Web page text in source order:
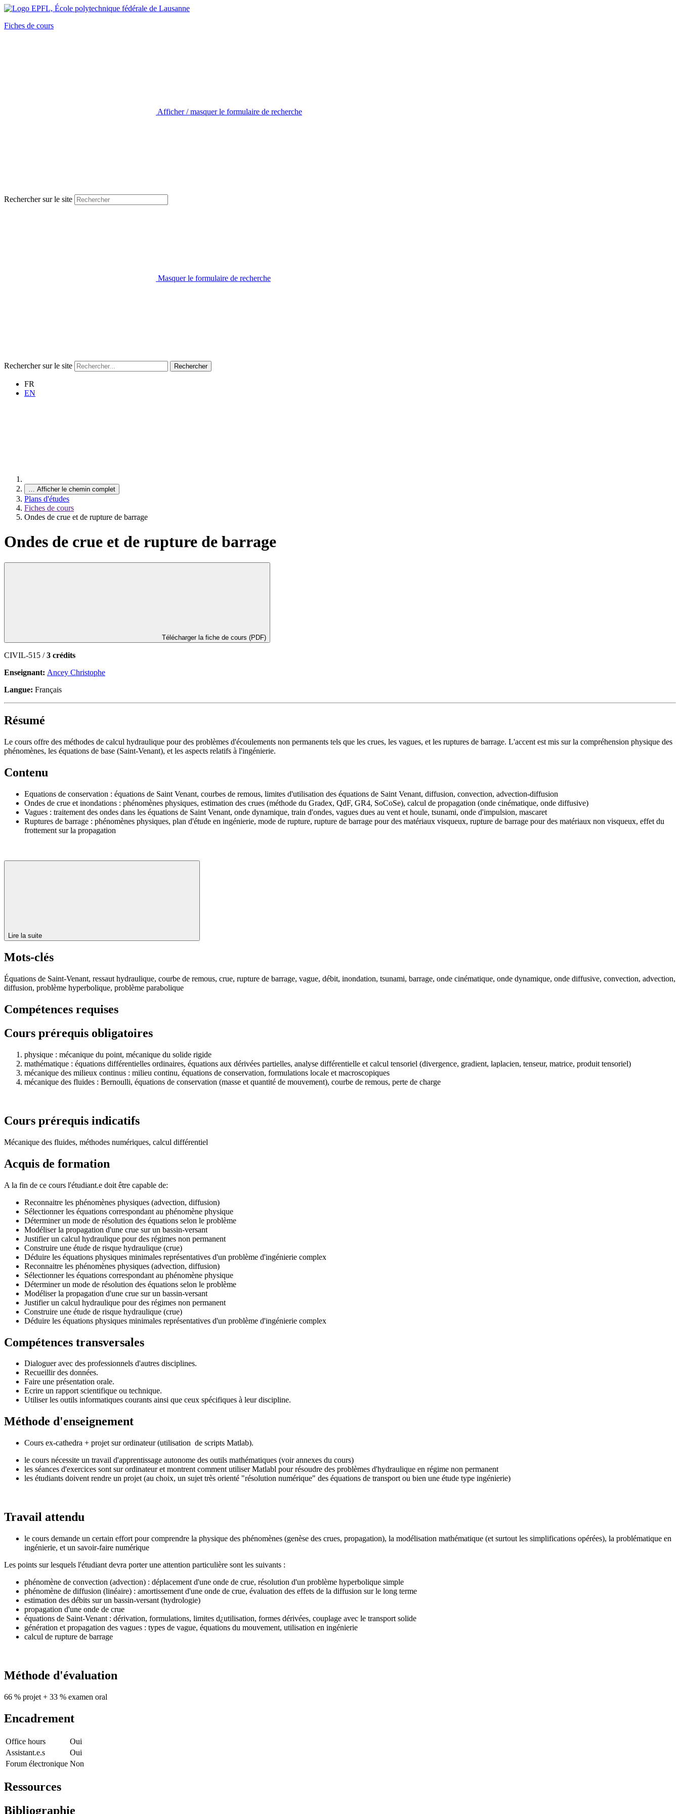
Fiches de cours
Afficher / masquer le formulaire de recherche
Rechercher sur le site
Masquer le formulaire de recherche
Rechercher sur le site Rechercher
FR
EN
… Afficher le chemin complet
Plans d'études
Fiches de cours
Ondes de crue et de rupture de barrage
Ondes de crue et de rupture de barrage
Télécharger la fiche de cours (PDF)
CIVIL-515 /3 crédits
Enseignant: Ancey Christophe
Langue: Français
Résumé
Le cours offre des méthodes de calcul hydraulique pour des problèmes d'écoulements non permanents tels que les crues, les vagues, et les ruptures de barrage. L'accent est mis sur la compréhension physique des
phénomènes, les équations de base (Saint-Venant), et les aspects relatifs à l'ingénierie.
Contenu
Equations de conservation : équations de Saint Venant, courbes de remous, limites d'utilisation des équations de Saint Venant, diffusion, convection, advection-diffusion
Ondes de crue et inondations : phénomènes physiques, estimation des crues (méthode du Gradex, QdF, GR4, SoCoSe), calcul de propagation (onde cinématique, onde diffusive)
Vagues : traitement des ondes dans les équations de Saint Venant, onde dynamique, train d'ondes, vagues dues au vent et houle, tsunami, onde d'impulsion, mascaret
Ruptures de barrage : phénomènes physiques, plan d'étude en ingénierie, mode de rupture, rupture de barrage pour des matériaux visqueux, rupture de barrage pour des matériaux non visqueux, effet du
frottement sur la propagation
Lire la suite
Mots-clés
Équations de Saint-Venant, ressaut hydraulique, courbe de remous, crue, rupture de barrage, vague, débit, inondation, tsunami, barrage, onde cinématique, onde dynamique, onde diffusive, convection, advection,
diffusion, problème hyperbolique, problème parabolique
Compétences requises
Cours prérequis obligatoires
physique : mécanique du point, mécanique du solide rigide
mathématique : équations différentielles ordinaires, équations aux dérivées partielles, analyse différentielle et calcul tensoriel (divergence, gradient, laplacien, tenseur, matrice, produit tensoriel)
mécanique des milieux continus : milieu continu, équations de conservation, formulations locale et macroscopiques
mécanique des fluides : Bernoulli, équations de conservation (masse et quantité de mouvement), courbe de remous, perte de charge
Cours prérequis indicatifs
Mécanique des fluides, méthodes numériques, calcul différentiel
Acquis de formation
A la fin de ce cours l'étudiant.e doit être capable de:
Reconnaitre les phénomènes physiques (advection, diffusion)
Sélectionner les équations correspondant au phénomène physique
Déterminer un mode de résolution des équations selon le problème
Modéliser la propagation d'une crue sur un bassin-versant
Justifier un calcul hydraulique pour des régimes non permanent
Construire une étude de risque hydraulique (crue)
Déduire les équations physiques minimales représentatives d'un problème d'ingénierie complex
Reconnaitre les phénomènes physiques (advection, diffusion)
Sélectionner les équations correspondant au phénomène physique
Déterminer un mode de résolution des équations selon le problème
Modéliser la propagation d'une crue sur un bassin-versant
Justifier un calcul hydraulique pour des régimes non permanent
Construire une étude de risque hydraulique (crue)
Déduire les équations physiques minimales représentatives d'un problème d'ingénierie complex
Compétences transversales
Dialoguer avec des professionnels d'autres disciplines.
Recueillir des données.
Faire une présentation orale.
Ecrire un rapport scientifique ou technique.
Utiliser les outils informatiques courants ainsi que ceux spécifiques à leur discipline.
Méthode d'enseignement
Cours ex-cathedra + projet sur ordinateur (utilisation de scripts Matlab).
le cours nécessite un travail d'apprentissage autonome des outils mathématiques (voir annexes du cours)
les séances d'exercices sont sur ordinateur et montrent comment utiliser Matlabl pour résoudre des problèmes d'hydraulique en régime non permanent
les étudiants doivent rendre un projet (au choix, un sujet très orienté "résolution numérique" des équations de transport ou bien une étude type ingénierie)
Travail attendu
le cours demande un certain effort pour comprendre la physique des phénomènes (genèse des crues, propagation), la modélisation mathématique (et surtout les simplifications opérées), la problématique en
ingénierie, et un savoir-faire numérique
Les points sur lesquels l'étudiant devra porter une attention particulière sont les suivants :
phénomène de convection (advection) : déplacement d'une onde de crue, résolution d'un problème hyperbolique simple
phénomène de diffusion (linéaire) : amortissement d'une onde de crue, évaluation des effets de la diffusion sur le long terme
estimation des débits sur un bassin-versant (hydrologie)
propagation d'une onde de crue
équations de Saint-Venant : dérivation, formulations, limites d¿utilisation, formes dérivées, couplage avec le transport solide
génération et propagation des vagues : types de vague, équations du mouvement, utilisation en ingénierie
calcul de rupture de barrage
Méthode d'évaluation
66 % projet + 33 % examen oral
Encadrement
Office hours
Oui
Assistant.e.s
Oui
Forum électronique Non
Ressources
Bibliographie